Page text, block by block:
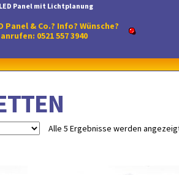
LED Panel mit Lichtplanung
Panel & Co.? Info? Wünsche?
0521 557 3940
Alle 5 Ergebnisse werden